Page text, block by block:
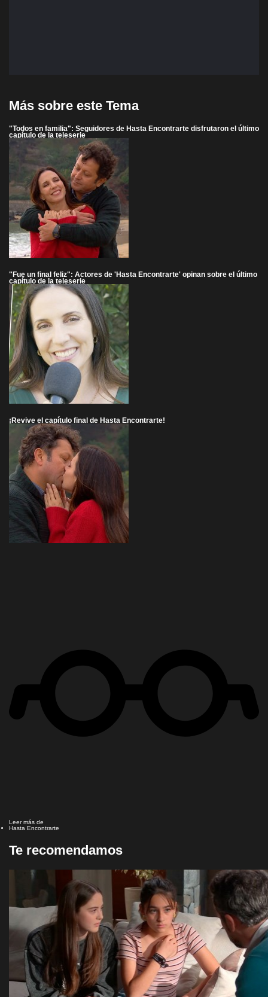
Más sobre este Tema
"Todos en familia": Seguidores de Hasta Encontrarte disfrutaron el último
capítulo de la teleserie
"Fue un final feliz": Actores de 'Hasta Encontrarte' opinan sobre el último
capítulo de la teleserie
¡Revive el capítulo final de Hasta Encontrarte!
Leer más de
Hasta Encontrarte
Te recomendamos